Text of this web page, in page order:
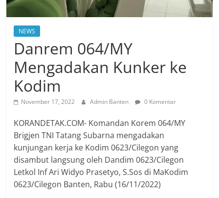
NEWS
Danrem 064/MY
Mengadakan Kunker ke
Kodim
November 17, 2022 Admin Banten 0 Komentar
KORANDETAK.COM- Komandan Korem 064/MY
Brigjen TNI Tatang Subarna mengadakan
kunjungan kerja ke Kodim 0623/Cilegon yang
disambut langsung oleh Dandim 0623/Cilegon
Letkol Inf Ari Widyo Prasetyo, S.Sos di MaKodim
0623/Cilegon Banten, Rabu (16/11/2022)